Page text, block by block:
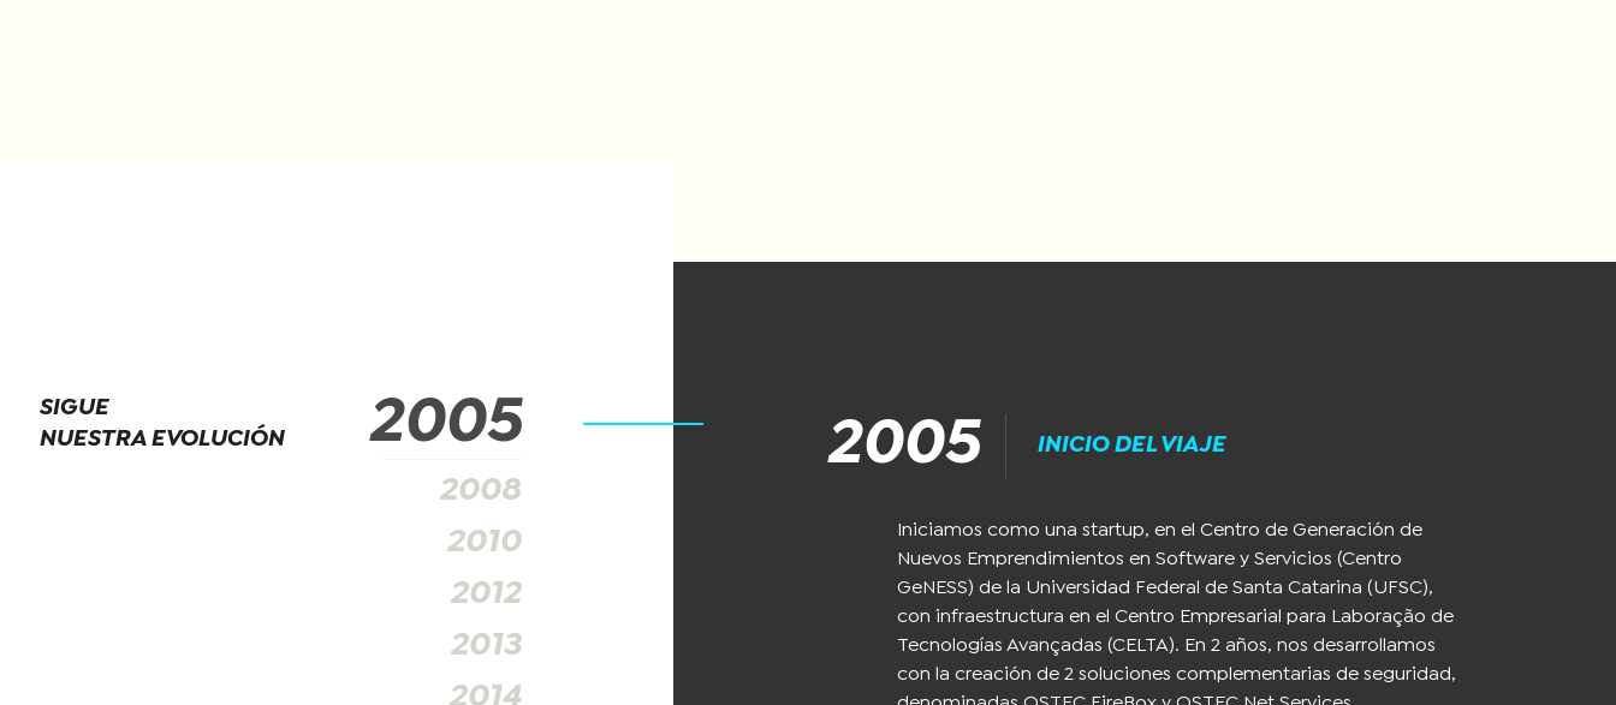
SIGUE
NUESTRA EVOLUCIÓN
2005
2008
2010
2012
2013
2014
2005 INICIO DEL VIAJE
Iniciamos como una startup, en el Centro de Generación de
Nuevos Emprendimientos en Software y Servicios (Centro
GeNESS) de la Universidad Federal de Santa Catarina (UFSC),
con infraestructura en el Centro Empresarial para Laboração de
Tecnologías Avançadas (CELTA). En 2 años, nos desarrollamos
con la creación de 2 soluciones complementarias de seguridad,